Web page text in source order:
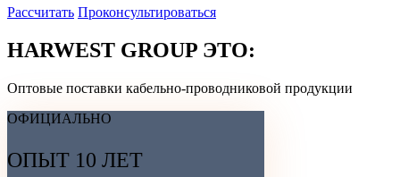
Рассчитать Проконсультироваться
HARWEST GROUP ЭТО:
Оптовые поставки кабельно-проводниковой продукции
ОФИЦИАЛЬНО
ОПЫТ 10 ЛЕТ